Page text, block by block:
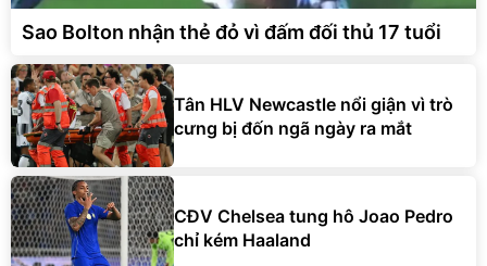
Sao Bolton nhận thẻ đỏ vì đấm đối thủ 17 tuổi
Tân HLV Newcastle nổi giận vì trò
cưng bị đốn ngã ngày ra mắt
CĐV Chelsea tung hô Joao Pedro
chỉ kém Haaland